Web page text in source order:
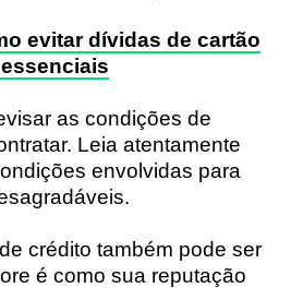
evitar dívidas de cartão
as condições de
Leia atentamente
envolvidas para
crédito também pode ser
é como sua reputação